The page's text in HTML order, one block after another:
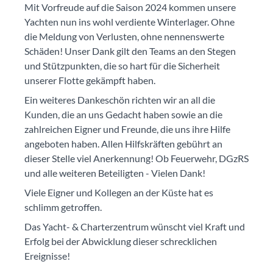
Mit Vorfreude auf die Saison 2024 kommen unsere
Yachten nun ins wohl verdiente Winterlager. Ohne
die Meldung von Verlusten, ohne nennenswerte
Schäden! Unser Dank gilt den Teams an den Stegen
und Stützpunkten, die so hart für die Sicherheit
unserer Flotte gekämpft haben.
Ein weiteres Dankeschön richten wir an all die
Kunden, die an uns Gedacht haben sowie an die
zahlreichen Eigner und Freunde, die uns ihre Hilfe
angeboten haben. Allen Hilfskräften gebührt an
dieser Stelle viel Anerkennung! Ob Feuerwehr, DGzRS
und alle weiteren Beteiligten - Vielen Dank!
Viele Eigner und Kollegen an der Küste hat es
schlimm getroffen.
Das Yacht- & Charterzentrum wünscht viel Kraft und
Erfolg bei der Abwicklung dieser schrecklichen
Ereignisse!